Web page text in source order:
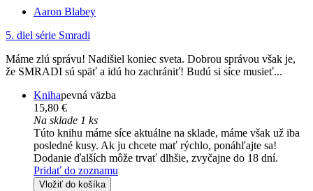
Aaron Blabey
5. diel série Smradi
Máme zlú správu! Nadišiel koniec sveta. Dobrou správou však je,
že SMRADI sú späť a idú ho zachrániť! Budú si síce musieť...
Knihapevná väzba
15,80 €
Na sklade 1 ks
Túto knihu máme síce aktuálne na sklade, máme však už iba
posledné kusy. Ak ju chcete mať rýchlo, ponáhľajte sa!
Dodanie ďalších môže trvať dlhšie, zvyčajne do 18 dní.
Pridať do zoznamu
Vložiť do košíka